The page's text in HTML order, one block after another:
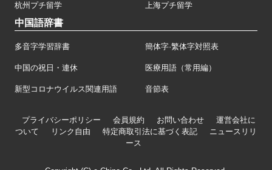
杭州プチ留学 上海プチ留学
中国語辞書
多音字学習辞書 簡体字·繁体字対照表
中国の祝日・連休 医療用語（常用編）
新型コロナウイルス関連用語 音節表
プライバシーポリシー 会員規約 お問い合わせ
運営会社に
ついて
リンク自由 特定商取引法に基づく表記
ニュースリリ
ース